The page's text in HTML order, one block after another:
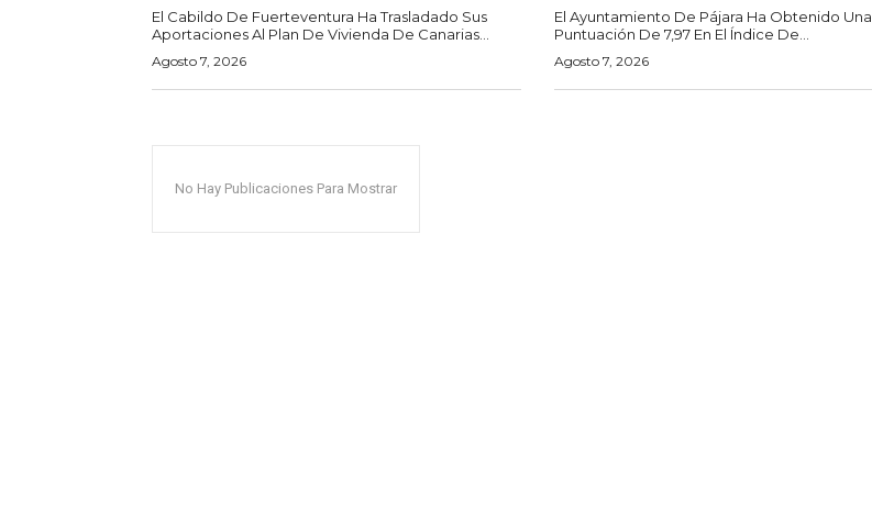
El Cabildo De Fuerteventura Ha Trasladado Sus
Aportaciones Al Plan De Vivienda De Canarias...
Agosto 7, 2026
El Ayuntamiento De Pájara Ha Obtenido Una
Puntuación De 7,97 En El Índice De...
Agosto 7, 2026
No Hay Publicaciones Para Mostrar